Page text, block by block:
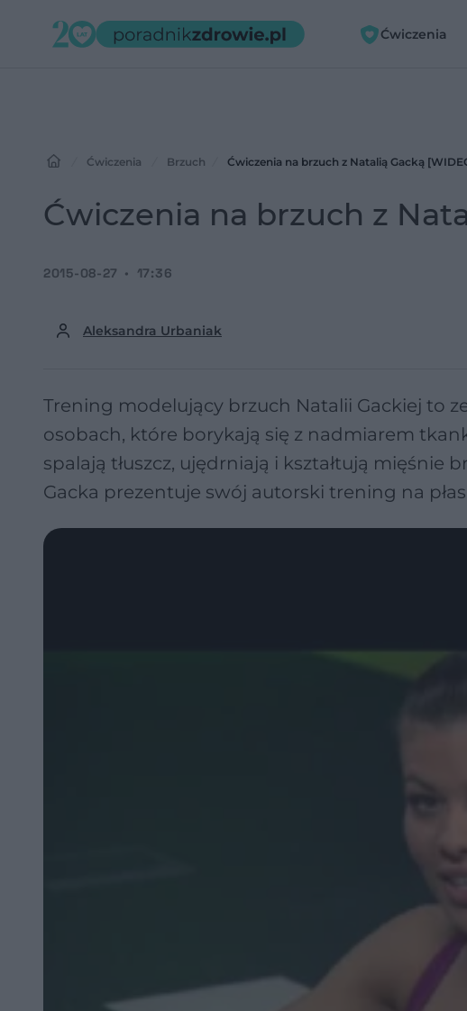
Ćwiczenia
Ćwiczenia Brzuch Ćwiczenia na brzuch z Natalią Gacką
Ćwiczenia na brzuch z
Aleksandra Urbaniak
2015-08-27 17:36
Trening modelujący brzuch Natalii Gackiej to
osobach, które borykają się z nadmiarem
spalają tłuszcz, ujędrniają i kształtują mięśnie
Gacka prezentuje swój autorski trening na